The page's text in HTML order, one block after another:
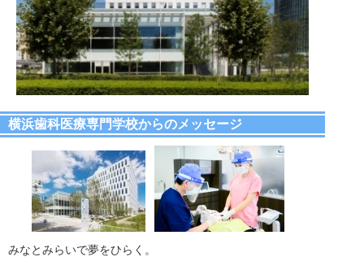
横浜歯科医療専門学校からのメッセージ
みなとみらいで夢をひらく。